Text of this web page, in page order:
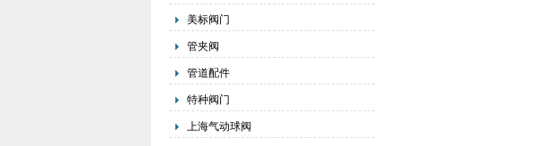
美标阀门
管夹阀
管道配件
特种阀门
上海气动球阀